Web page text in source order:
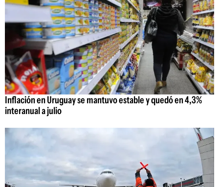
Inflación en Uruguay se mantuvo estable y quedó en 4,3%
interanual a julio